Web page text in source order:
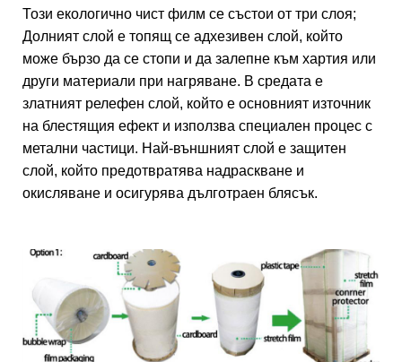
Този екологично чист филм се състои от три слоя;
Долният слой е топящ се адхезивен слой, който
може бързо да се стопи и да залепне към хартия или
други материали при нагряване. В средата е
златният релефен слой, който е основният източник
на блестящия ефект и използва специален процес с
метални частици. Най-външният слой е защитен
слой, който предотвратява надраскване и
окисляване и осигурява дълготраен блясък.